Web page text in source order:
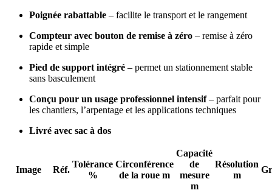
Poignée rabattable – facilite le transport et le rangement
Compteur avec bouton de remise à zéro – remise à zéro
rapide et simple
Pied de support intégré – permet un stationnement stable
sans basculement
Conçu pour un usage professionnel intensif– parfait pour
les chantiers, l’arpentage et les applications techniques
Livré avec sac à dos
Image Réf.
Tolérance
%
Circonférence
de la roue m
Capacité
de
mesure
m
Résolution
m